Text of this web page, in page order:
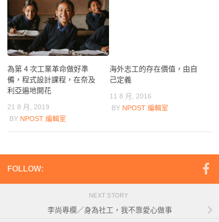
為第 4 次工業革命做好準
備，程式設計課程，在奈及
利亞遍地開花
21 8 月, 2019
BY NPOST 編輯室
海外志工的存在價值，由自
己定義
11 8 月, 2016
BY NPOST 編輯室
FOLLOW:
NEXT STORY
李尚專欄／身為社工，我不靠愛心做事